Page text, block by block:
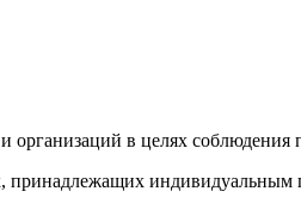
в целях
принадлежащих